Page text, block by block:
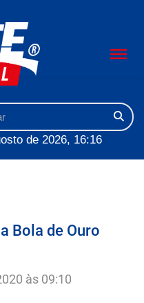
de 2026, 16:16
Bola de Ouro
às 09:10